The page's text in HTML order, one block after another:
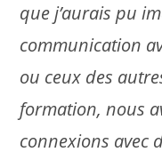
que j’aurais pu
communication
ou ceux des
formation, nous
connexions avec